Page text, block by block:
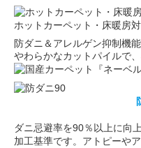
ホットカーペット・床暖房
防ダニ＆アレルゲン抑制機
やわらかなカットパイルで
ダニ忌避率を90％以上に向
加工基準です。アトピーや